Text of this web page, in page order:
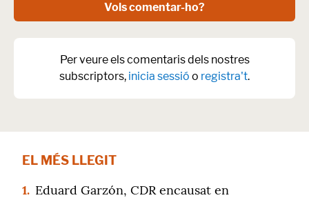
Vols comentar-ho?
Per veure els comentaris dels nostres
subscriptors, inicia sessió o registra't.
EL MÉS LLEGIT
1. Eduard Garzón, CDR encausat en